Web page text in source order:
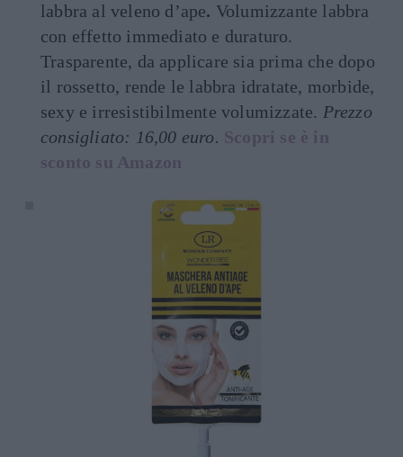
labbra al veleno d’ape. Volumizzante labbra
con effetto immediato e duraturo.
Trasparente, da applicare sia prima che dopo
il rossetto, rende le labbra idratate, morbide,
sexy e irresistibilmente volumizzate. Prezzo
consigliato: 16,00 euro. Scopri se è in
sconto su Amazon